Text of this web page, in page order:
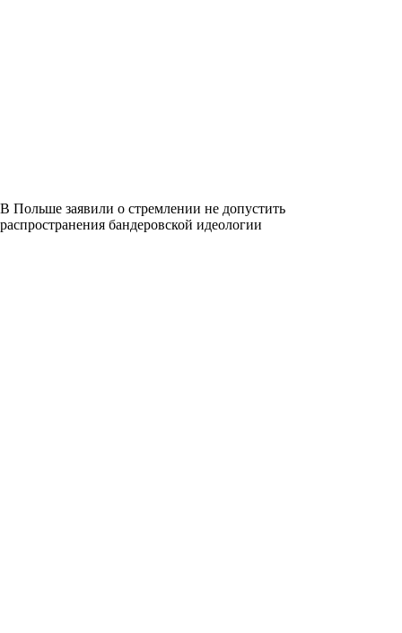
В Польше заявили о стремлении не допустить
распространения бандеровской идеологии